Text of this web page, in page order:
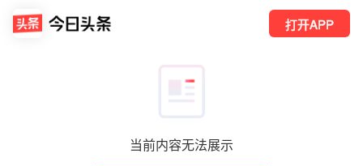
当前内容无法展示
打开APP